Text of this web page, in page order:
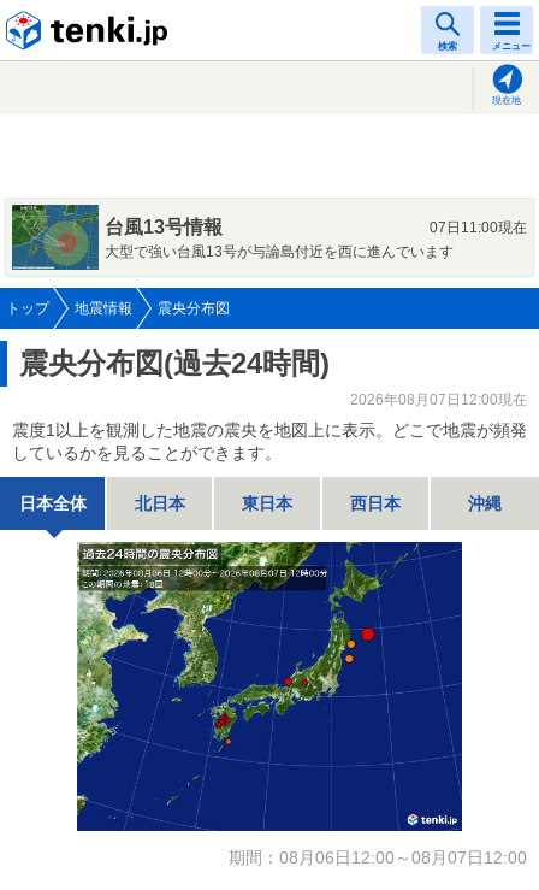
検索 メニュー
現在地
台風13号情報
07日11:00現在
大型で強い台風13号が与論島付近を西に進んでいます
トップ 地震情報 震央分布図
震央分布図(過去24時間)
2026年08月07日12:00現在
震度1以上を観測した地震の震央を地図上に表示。どこで地震が頻発
しているかを見ることができます。
日本全体 北日本 東日本 西日本 沖縄
期間：08月06日12:00～08月07日12:00